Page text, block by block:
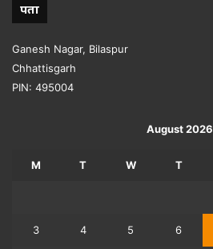
पता
Ganesh Nagar, Bilaspur
Chhattisgarh
PIN: 495004
August 2026
M T W T
3 4 5 6